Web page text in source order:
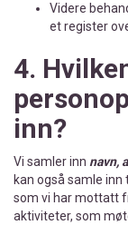
Videre
et register
4.
inn?
Vi samler inn navn,
kan også samle
som vi har mottatt
aktiviteter, som